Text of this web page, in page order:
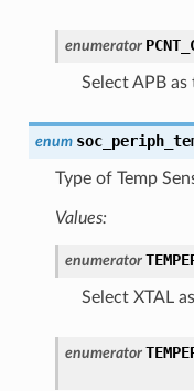
enumerator
Select APB
enum
Type of Temp
Values:
enumerator
Select XTAL
enumerator